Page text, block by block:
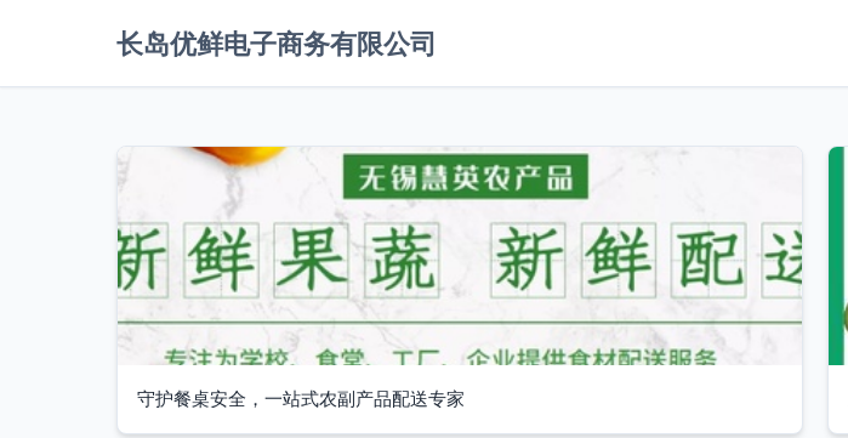
长岛优鲜电子商务有限公司
守护餐桌安全，一站式农副产品配送专家